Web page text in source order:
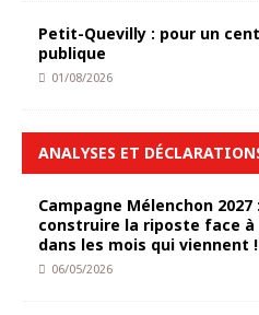
Petit-Quevilly : pour un
publique
01/08/2026
ANALYSES ET
Campagne Mélenchon
construire la riposte face
dans les mois qui viennent !
06/05/2026